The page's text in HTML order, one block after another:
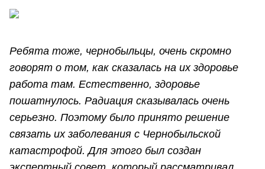
Ребята тоже, чернобыльцы, очень скромно
говорят о том, как сказалась на их здоровье
работа там. Естественно, здоровье
пошатнулось. Радиация сказывалась очень
серьезно. Поэтому было принято решение
связать их заболевания с Чернобыльской
катастрофой. Для этого был создан